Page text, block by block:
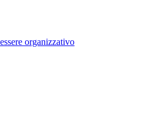
organizzativo